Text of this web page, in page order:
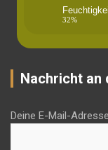
32%
Nachricht an
Deine E-Mail-Adresse